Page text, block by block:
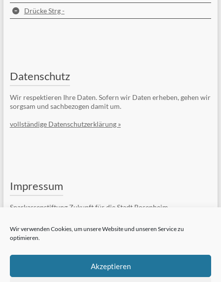
Wir verwenden Cookies, um unsere Website und unseren Service zu
optimieren.
Akzeptieren
Drücke Strg -
Datenschutz
Wir respektieren Ihre Daten. Sofern wir Daten erheben, gehen wir
sorgsam und sachbezogen damit um.
vollständige Datenschutzerklärung »
Impressum
Sparkassenstiftung Zukunft für die Stadt Rosenheim
83022 Rosenheim
Telefon: +49 (8031) 182-84510
vollständiges Impressum »